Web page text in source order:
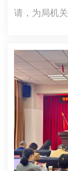
请，为局机
程。本次课
题，通过多
式，为孩子